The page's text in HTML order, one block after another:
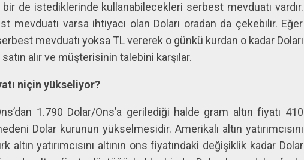
bir de istediklerinde kullanabilecekleri serbest mevduatı vardır.
mevduatı varsa ihtiyacı olan Doları oradan da çekebilir. Eğer
mevduatı yoksa TL vererek o günkü kurdan o kadar Doları
alır ve müşterisinin talebini karşılar.
niçin yükseliyor?
1.790 Dolar/Ons’a gerilediği halde gram altın fiyatı 410
Dolar kurunun yükselmesidir. Amerikalı altın yatırımcısını
yatırımcısını altının ons fiyatındaki değişiklik kadar Dolar